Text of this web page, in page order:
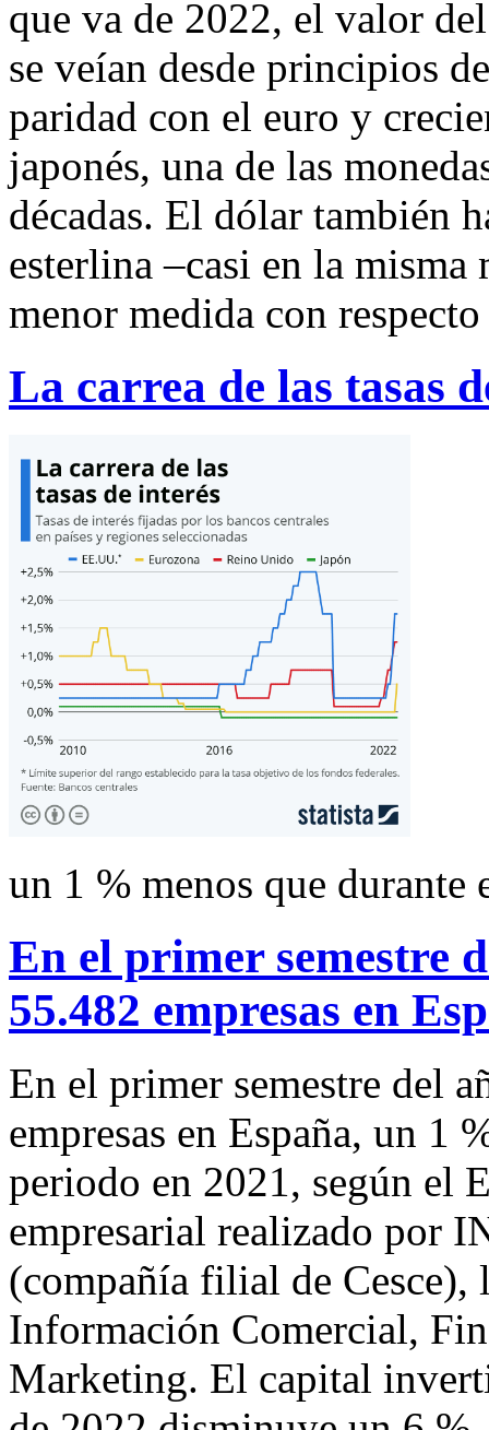
que va de 2022, el valor
se veían desde principios
paridad con el euro y
japonés, una de las
décadas. El dólar también
esterlina –casi en la
menor medida con
La carrea de las tasas
un 1 % menos que
En el primer semestre
55.482 empresas en
En el primer semestre del
empresas en España, un 1
periodo en 2021, según el
empresarial realizado por
(compañía filial de
Información Comercial,
Marketing. El capital